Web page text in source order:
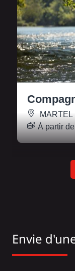
MARTEL
À partir
Envie